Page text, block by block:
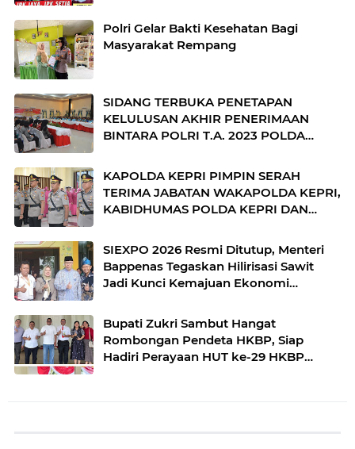
Polri Gelar Bakti Kesehatan Bagi
Masyarakat Rempang
SIDANG TERBUKA PENETAPAN
KELULUSAN AKHIR PENERIMAAN
BINTARA POLRI T.A. 2023 POLDA
KAPOLDA KEPRI PIMPIN SERAH
TERIMA JABATAN WAKAPOLDA KEPRI,
KABIDHUMAS POLDA KEPRI DAN
SIEXPO 2026 Resmi Ditutup, Menteri
Bappenas Tegaskan Hilirisasi Sawit
Jadi Kunci Kemajuan Ekonomi
Bupati Zukri Sambut Hangat
Rombongan Pendeta HKBP, Siap
Hadiri Perayaan HUT ke-29 HKBP